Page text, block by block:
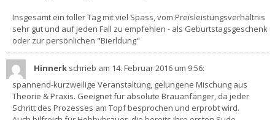
Insgesamt ein toller Tag mit viel Spass, vom Preisleistungsverhältnis
sehr gut und auf jeden Fall zu empfehlen - als Geburtstagsgeschenk
oder zur persönlichen "Bierldung"
Hinnerk schrieb am 14. Februar 2016um 9:56:
spannend-kurzweilige Veranstaltung, gelungene Mischung aus
Theorie & Praxis. Geeignet für absolute Brauanfänger, da jeder
Schritt des Prozesses am Topf besprochen und erprobt wird.